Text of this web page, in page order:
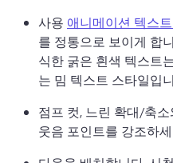
사용 애니메이션 텍스
를 정통으로 보이게 합
식한 굵은 흰색 텍스트
는 밈 텍스트 스타일입
점프 컷, 느린 확대/축소
웃음 포인트를 강조하